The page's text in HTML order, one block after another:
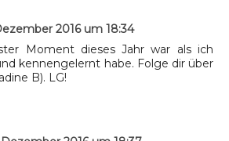
2016 um 18:34
Moment dieses Jahr war als ich
kennengelernt habe. Folge dir über
B). LG!